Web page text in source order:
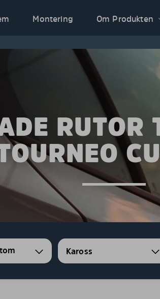
Montering Om Produkten
RUTOR